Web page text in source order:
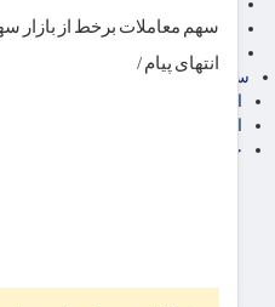
آگهی رسمی و مزایده
آکادمی آموزش اقتصادی
سایر رسانه ها
خرید انواع دیزل ژنراتور
سهم معاملات برخط از بازار
انتهای پیام /